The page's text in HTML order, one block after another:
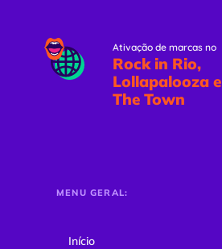
Ativação de marcas no
Rock in Rio,
Lollapalooza e
The Town
MENU GERAL:
Início